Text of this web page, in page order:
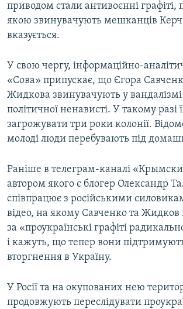
приводом стали антивоєнні графіті,
якою звинувачують мешканців
вказується.
У свою чергу, інформаційно-
«Сова» припускає, що Єгора
Жидкова звинувачують у
політичної ненависті. У такому
загрожувати три роки колонії.
молоді люди перебувають під
Раніше в телеграм-каналі
автором якого є блогер Олександр
співпрацює з російськими
відео, на якому Савченко та Жидков
за «проукраїнські графіті
і кажуть, що тепер вони
вторгнення в Україну.
У Росії та на окупованих нею
продовжують переслідувати